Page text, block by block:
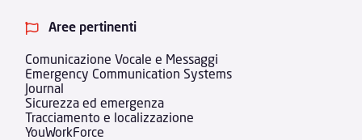
 Aree pertinenti
Comunicazione Vocale e Messaggi
Emergency Communication Systems
Journal
Sicurezza ed emergenza
Tracciamento e localizzazione
YouWorkForce